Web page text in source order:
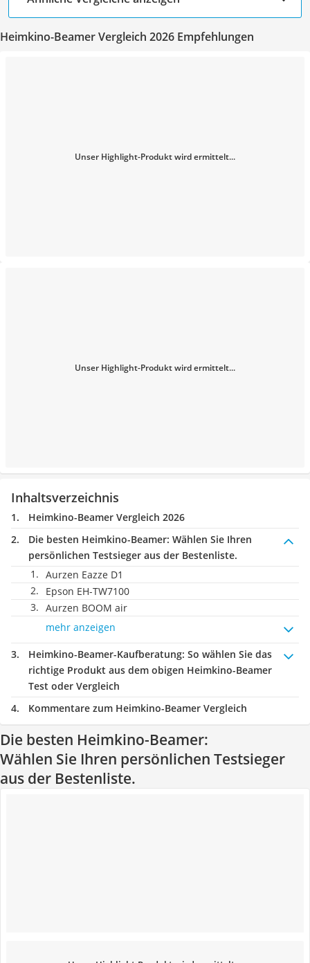
Heimkino-Beamer Vergleich 2026 Empfehlungen
Unser Highlight-Produkt wird ermittelt...
Unser Highlight-Produkt wird ermittelt...
Inhaltsverzeichnis
Heimkino-Beamer Vergleich 2026
Die besten Heimkino-Beamer: Wählen Sie Ihren
persönlichen Testsieger aus der Bestenliste.
Aurzen Eazze D1
Epson EH-TW7100
Aurzen BOOM air
mehr anzeigen
Heimkino-Beamer-Kaufberatung: So wählen Sie das
richtige Produkt aus dem obigen Heimkino-Beamer
Test oder Vergleich
Kommentare zum Heimkino-Beamer Vergleich
Die besten Heimkino-Beamer:
Wählen Sie Ihren persönlichen Testsieger
aus der Bestenliste.